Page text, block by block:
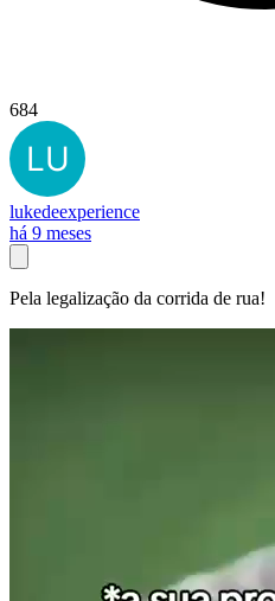
684
lukedeexperience
há 9 meses
Pela legalização da corrida de rua!